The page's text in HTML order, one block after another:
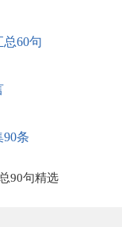
总60句
条
90句精选